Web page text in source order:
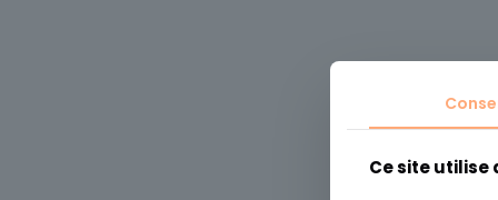
Ce site utilise